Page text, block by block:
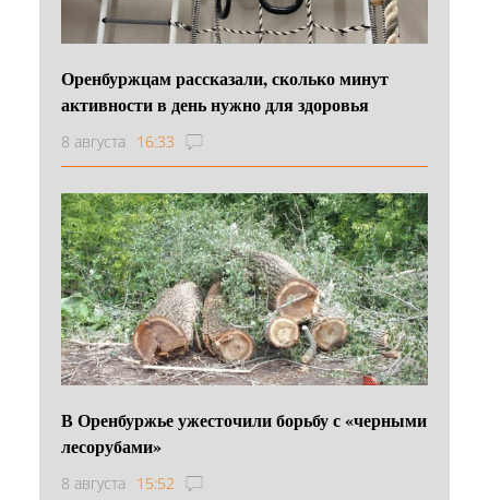
Оренбуржцам рассказали, сколько минут
активности в день нужно для здоровья
8 августа 16:33
В Оренбуржье ужесточили борьбу с «черными
лесорубами»
8 августа 15:52